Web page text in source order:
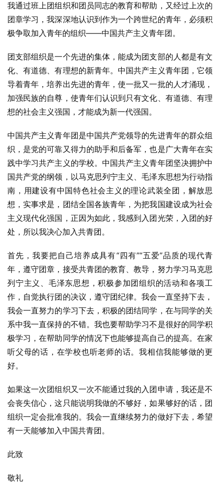
我通过班上团组织和团员同志的教育和帮助，又经过上次的
团章学习，我深深地认识到作为一个跨世纪的青年，必须积
极争取加入青年的组织——中国共产主义青年团。
团支部组织是一个先进的集体，能成为团支部的人都是有文
化、有道德、有理想的新青年。中国共产主义青年团，它领
导着青年，培养出先进的青年，使一批又一批的人才涌现，
加强民族的自尊，使青年们认识到只有文化、有道德、有理
想的社会主义强国，才能成为新一代强国。
中国共产主义青年团是中国共产党领导的先进青年的群众组
织，是党的可靠又得力的助手和后备军，也是广大青年在实
践中学习共产主义的学校。中国共产主义青年团坚决拥护中
国共产党的纲领，以马克思列宁主义、毛泽东思想为行动指
南，用建设有中国特色社会主义的理论武装全团，解放思
想，实事求是，团结全国各族青年，为把我国建设成为社会
主义现代化强国，正因为如此，我感到入团光荣，入团的好
处，所以我决心加入共青团。
首先，我要把自己培养成具有“四有”“五爱”品质的现代青
年，遵守团章，接受共青团的教育、教导，努力学习马克思
列宁主义、毛泽东思想，积极参加团组织的活动和各项工
作，自觉执行团的决议，遵守团纪律。我会一直坚持下去，
我会一直努力的学习下去，积极的团结同学，在与同学的关
系中我一直保持的不错。我也要帮助学习不是很好的同学积
极学习，在帮助同学的情况下也能够提高自己的提高。在家
听父母的话，在学校也听老师的话。我相信我能够做的更
好。
如果这一次团组织又一次不能通过我的入团申请，我还是不
会丧失信心，这只能说明我做的不够好，如果够好的话，团
组织一定会批准我的。我会一直继续努力的做好下去，希望
有一天能够加入中国共青团。
此致
敬礼